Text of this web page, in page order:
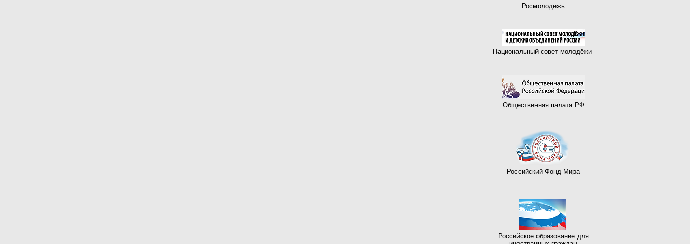
Национальный совет молодёжи
Общественная палата РФ
Российское образование для
Российский Фонд Мира
Росмолодежь